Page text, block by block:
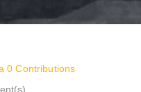
0 Contributions